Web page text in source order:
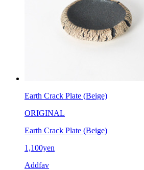
Earth Crack Plate (Beige)
ORIGINAL
Earth Crack Plate (Beige)
1,100yen
Addfav